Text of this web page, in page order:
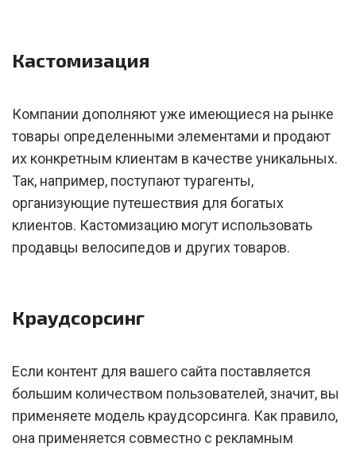
Кастомизация
Компании дополняют уже имеющиеся на рынке
товары определенными элементами и продают
их конкретным клиентам в качестве уникальных.
Так, например, поступают турагенты,
организующие путешествия для богатых
клиентов. Кастомизацию могут использовать
продавцы велосипедов и других товаров.
Краудсорсинг
Если контент для вашего сайта поставляется
большим количеством пользователей, значит, вы
применяете модель краудсорсинга. Как правило,
она применяется совместно с рекламным